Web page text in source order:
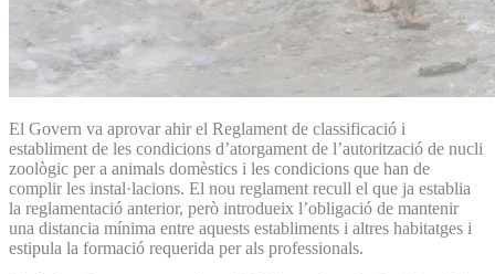
El Govern va aprovar ahir el Reglament de classificació i
establiment de les condicions d’atorgament de l’autorització de nucli
zoològic per a animals domèstics i les condicions que han de
complir les instal·lacions. El nou reglament recull el que ja establia
la reglamentació anterior, però introdueix l’obligació de mantenir
una distancia mínima entre aquests establiments i altres habitatges i
estipula la formació requerida per als professionals.